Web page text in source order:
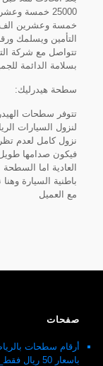
خمسة وعشرين الف
التأمين ويسلمك
تتواصل مع شركة
بسلامة الدائمة
سطحة هيدرليك:
تتوفر سطحات
لنزول السيارات
نزول كامل لعدم
فيكون صدامها
العادية اما
باطنية السيارة
مع العميل
صفحات
أرقام سطحات
باسعار 50 ريال فقط_سطحه شمال الرياض 0553508576